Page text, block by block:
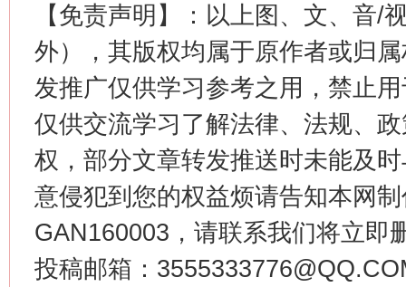
【免责声明】：以上图、文、音/
外），其版权均属于原作者或归
发推广仅供学习参考之用，禁止
仅供交流学习了解法律、法规、
权，部分文章转发推送时未能及
意侵犯到您的权益烦请告知本网
GAN160003，请联系我们将立即
投稿邮箱：
揭批美国五大"原罪" "炒